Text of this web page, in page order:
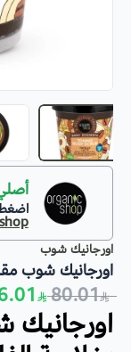
أصلي
اورجانيك شوب
اورجانيك شوب مقشر
80.01